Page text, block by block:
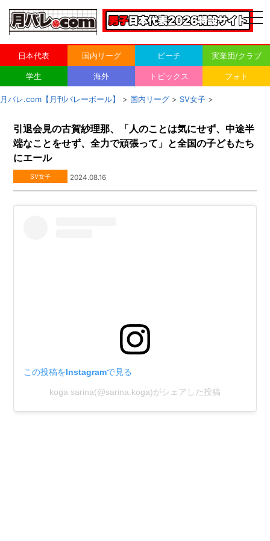
日本代表 国内リーグ ビーチ 実業団/クラブ
学生 海外 トピックス フォト
月バレ.com【月刊バレーボール】 > 国内リーグ > SV女子 >
引退会見の古賀紗理那、「人のことは気にせず、中途半
端なことをせず、全力で頑張って」と全国の子どもたち
にエール
SV女子 2024.08.16
この投稿をInstagramで見る
koga sarina(@sarina.koga)がシェアした投稿